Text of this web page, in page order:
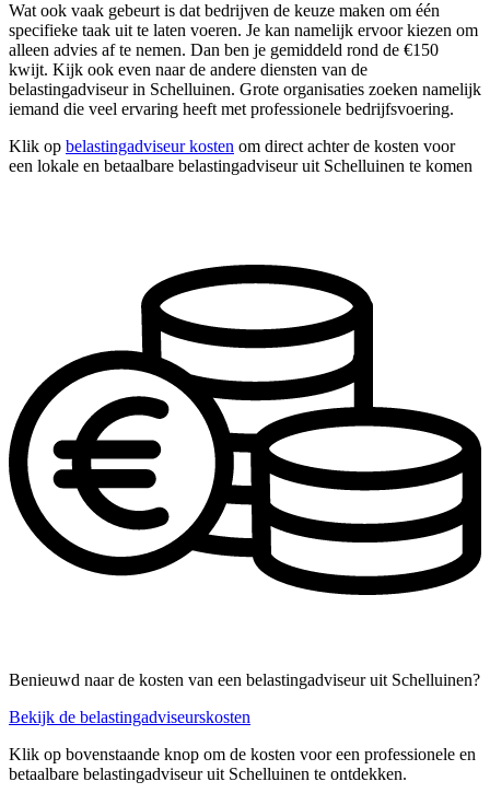
Wat ook vaak gebeurt is dat bedrijven de keuze maken om één
specifieke taak uit te laten voeren. Je kan namelijk ervoor kiezen om
alleen advies af te nemen. Dan ben je gemiddeld rond de €150
kwijt. Kijk ook even naar de andere diensten van de
belastingadviseur in Schelluinen. Grote organisaties zoeken namelijk
iemand die veel ervaring heeft met professionele bedrijfsvoering.
Klik op belastingadviseur kosten om direct achter de kosten voor
een lokale en betaalbare belastingadviseur uit Schelluinen te komen
Benieuwd naar de kosten van een belastingadviseur uit Schelluinen?
Bekijk de belastingadviseurskosten
Klik op bovenstaande knop om de kosten voor een professionele en
betaalbare belastingadviseur uit Schelluinen te ontdekken.